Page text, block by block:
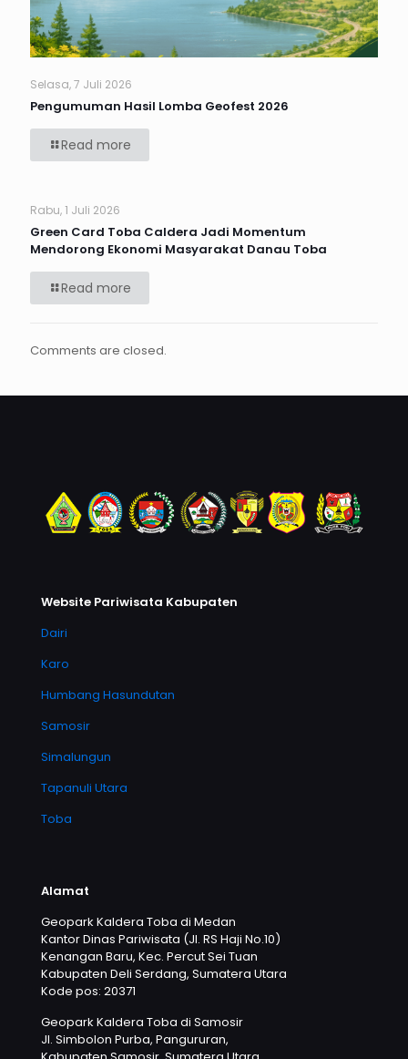
Selasa, 7 Juli 2026
Pengumuman Hasil Lomba Geofest 2026
Read more
Rabu, 1 Juli 2026
Green Card Toba Caldera Jadi Momentum
Mendorong Ekonomi Masyarakat Danau Toba
Read more
Comments are closed.
Website Pariwisata Kabupaten
Dairi
Karo
Humbang Hasundutan
Samosir
Simalungun
Tapanuli Utara
Toba
Alamat
Geopark Kaldera Toba di Medan
Kantor Dinas Pariwisata (Jl. RS Haji No.10)
Kenangan Baru, Kec. Percut Sei Tuan
Kabupaten Deli Serdang, Sumatera Utara
Kode pos: 20371
Geopark Kaldera Toba di Samosir
Jl. Simbolon Purba, Pangururan,